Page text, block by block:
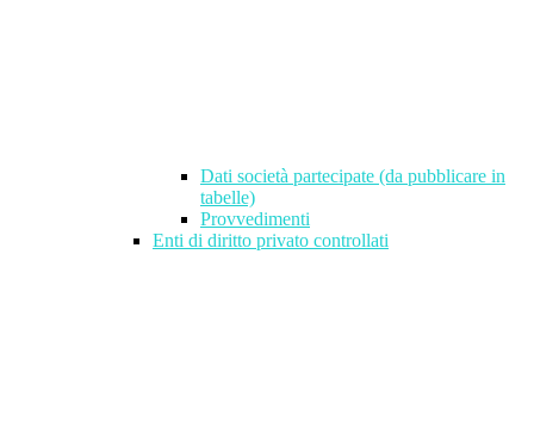
Dati società partecipate (da pubblicare in
tabelle)
Provvedimenti
Enti di diritto privato controllati